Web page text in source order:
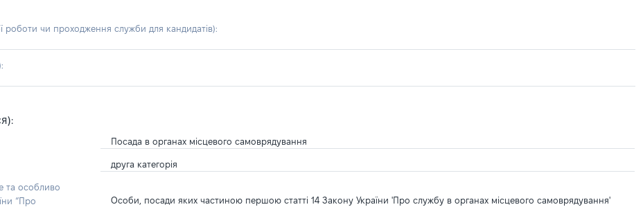
роботи чи проходження служби для кандидатів):
:
Посада в органах місцевого самоврядування
друга категорія
та особливо
“Про
Особи, посади яких частиною першою статті 14 Закону України 'Про службу в органах місцевого самоврядування'